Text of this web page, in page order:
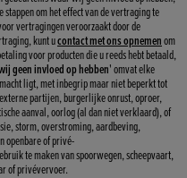
om het effect van de vertraging te
vertragingen veroorzaakt door de
kunt ucontact met ons opnemenom
voor producten die u reeds hebt betaald,
geen invloed op hebben' omvat elke
ligt, met inbegrip maar niet beperkt tot
partijen, burgerlijke onrust, oproer,
aanval, oorlog (al dan niet verklaard), of
storm, overstroming, aardbeving,
openbare of privé-
te maken van spoorwegen, scheepvaart,
of privévervoer.